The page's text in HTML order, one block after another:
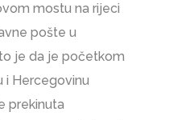
mostu na rijeci
pošte u
je da je početkom
i Hercegovinu
prekinuta